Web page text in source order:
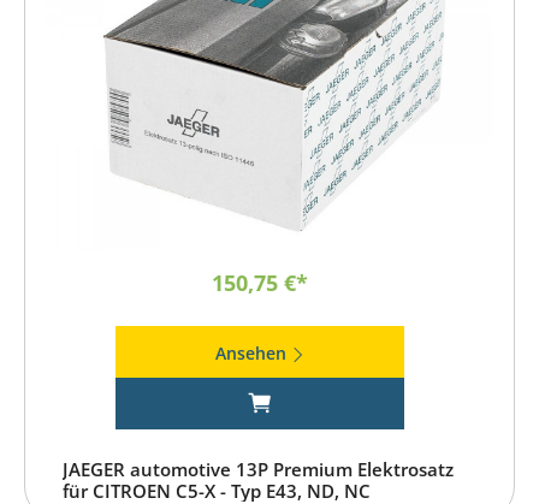
150,75 €*
Ansehen
JAEGER automotive 13P Premium Elektrosatz
für CITROEN C5-X - Typ E43, ND, NC